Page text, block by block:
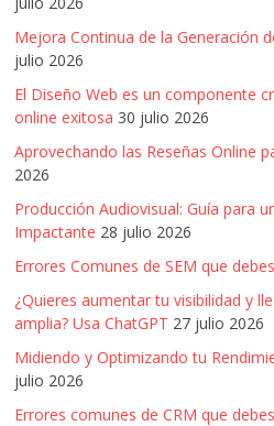
Mejora Continua de la Generación
julio 2026
El Diseño Web es un componente
online exitosa 30 julio 2026
Aprovechando las Reseñas Online
2026
Producción Audiovisual: Guía para
Impactante 28 julio 2026
Errores Comunes de SEM que
¿Quieres aumentar tu visibilidad y
amplia? Usa ChatGPT 27 julio 2026
Midiendo y Optimizando tu
julio 2026
Errores comunes de CRM que